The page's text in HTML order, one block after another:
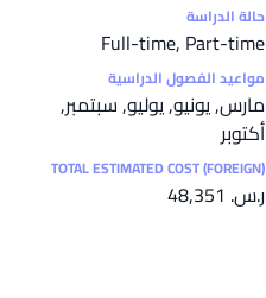
حالة الدراسة
Full-time, Part-time
مواعيد الفصول الدراسية
مارس, يونيو, يوليو, سبتمبر,
أكتوبر
TOTAL ESTIMATED COST (FOREIGN)
ر.س.‏ 48,351